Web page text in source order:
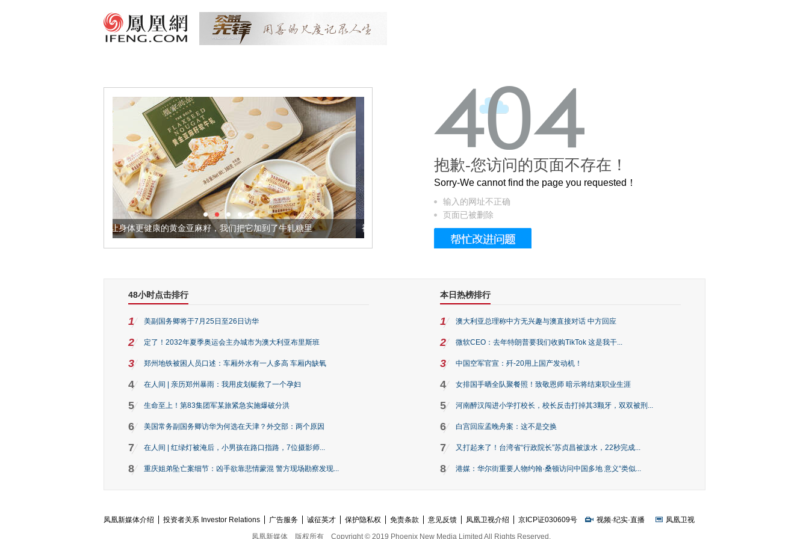
让身体更健康的黄金亚麻籽，我们把它加到了牛轧糖里 被列入佛家七宝的它到底有多美？
抱歉-您访问的页面不存在！
Sorry-We cannot find the page you requested！
输入的网址不正确
页面已被删除
48小时点击排行
1 美副国务卿将于7月25日至26日访华
2 定了！2032年夏季奥运会主办城市为澳大利亚布里斯班
3 郑州地铁被困人员口述：车厢外水有一人多高 车厢内缺氧
4 在人间 | 亲历郑州暴雨：我用皮划艇救了一个孕妇
5 生命至上！第83集团军某旅紧急实施爆破分洪
6 美国常务副国务卿访华为何选在天津？外交部：两个原因
7 在人间 | 红绿灯被淹后，小男孩在路口指路，7位摄影师...
8 重庆姐弟坠亡案细节：凶手欲靠悲情蒙混 警方现场勘察发现...
本日热榜排行
1 澳大利亚总理称中方无兴趣与澳直接对话 中方回应
2 微软CEO：去年特朗普要我们收购TikTok 这是我干...
3 中国空军官宣：歼-20用上国产发动机！
4 女排国手晒全队聚餐照！致敬恩师 暗示将结束职业生涯
5 河南醉汉闯进小学打校长，校长反击打掉其3颗牙，双双被刑...
6 白宫回应孟晚舟案：这不是交换
7 又打起来了！台湾省“行政院长”苏贞昌被泼水，22秒完成...
8 港媒：华尔街重要人物约翰·桑顿访问中国多地 意义“类似...
凤凰新媒体介绍 投资者关系 Investor Relations 广告服务 诚征英才 保护隐私权 免责条款 意见反馈 凤凰卫视介绍 京ICP证030609号 视频·纪实·直播
凤凰卫视
凤凰新媒体
版权所有 Copyright © 2019 Phoenix New Media Limited All Rights Reserved.